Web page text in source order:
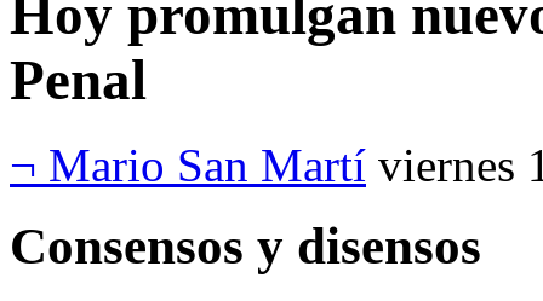
Hoy promulgan
Penal
¬ Mario San Martí viernes
Consensos y disensos